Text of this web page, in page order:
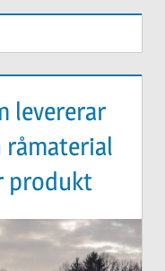
levererar
produkt